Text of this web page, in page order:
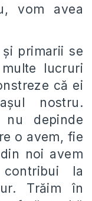
vom avea
primarii se
lucruri
că ei
nostru.
nu depinde
o avem, fie
noi avem
la
Trăim în